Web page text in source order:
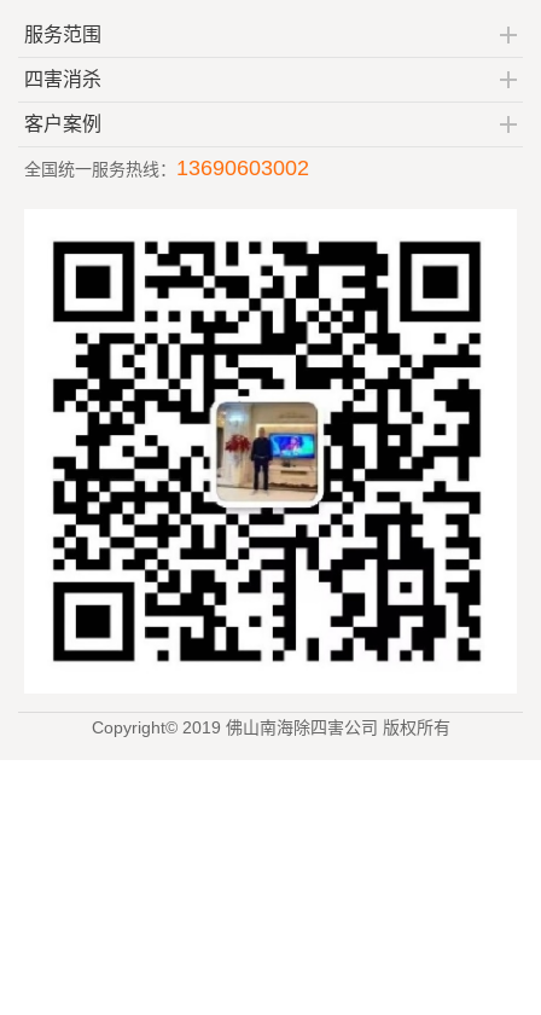
服务范围
四害消杀
客户案例
全国统一服务热线： 13690603002
Copyright© 2019 佛山南海除四害公司 版权所有